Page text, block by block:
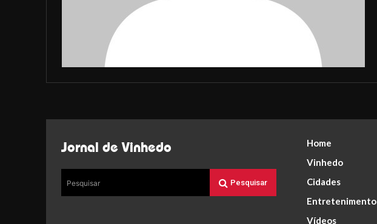
Jornal de Vinhedo
Pesquisar Pesquisar
Home
Vinhedo
Cidades
Entretenimento
Vídeos